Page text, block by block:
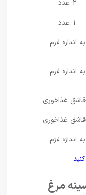
لازم
لازم
لازم